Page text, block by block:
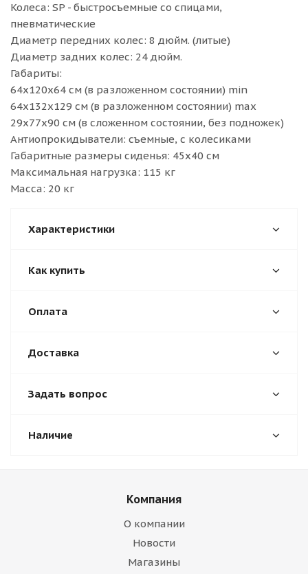
Колеса: SP - быстросъемные со спицами,
пневматические
Диаметр передних колес: 8 дюйм. (литые)
Диаметр задних колес: 24 дюйм.
Габариты:
64х120х64 см (в разложенном состоянии) min
64х132х129 см (в разложенном состоянии) max
29х77х90 см (в сложенном состоянии, без подножек)
Антиопрокидыватели: съемные, с колесиками
Габаритные размеры сиденья: 45х40 см
Максимальная нагрузка: 115 кг
Масса: 20 кг
Характеристики
Как купить
Оплата
Доставка
Задать вопрос
Наличие
Компания
О компании
Новости
Магазины